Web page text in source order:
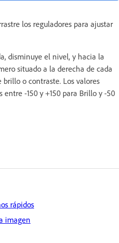
los reguladores para ajustar
disminuye el nivel, y hacia la
situado a la derecha de cada
o contraste. Los valores
entre -150 y +150 para Brillo y -50
rápidos
imagen